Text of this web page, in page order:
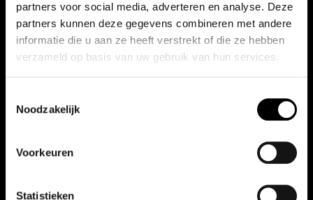
partners voor social media, adverteren en analyse. Deze
partners kunnen deze gegevens combineren met andere
informatie die u aan ze heeft verstrekt of die ze hebben
verzameld op basis van uw gebruik van hun services.
Noodzakelijk
Voorkeuren
Statistieken